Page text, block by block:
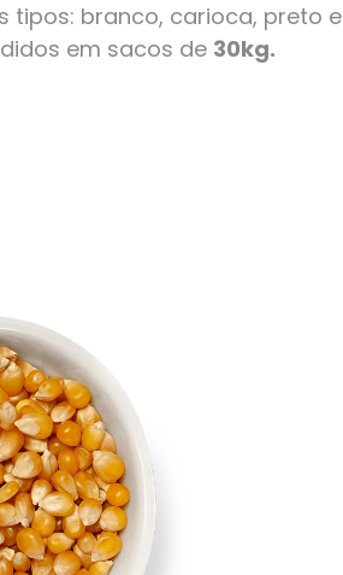
tipos: branco, carioca, preto e
em sacos de 30kg.